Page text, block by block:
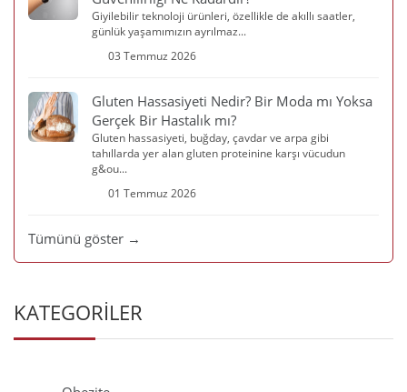
Giyilebilir teknoloji ürünleri, özellikle de akıllı saatler,
günlük yaşamımızın ayrılmaz...
03 Temmuz 2026
Gluten Hassasiyeti Nedir? Bir Moda mı Yoksa
Gerçek Bir Hastalık mı?
Gluten hassasiyeti, buğday, çavdar ve arpa gibi
tahıllarda yer alan gluten proteinine karşı vücudun
g&ou...
01 Temmuz 2026
Tümünü göster →
KATEGORİLER